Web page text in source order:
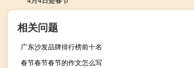
相关问题
广东沙发品牌排行榜前十名
春节春节春节的作文怎么写